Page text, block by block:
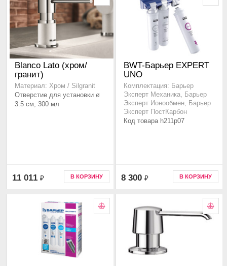
Blanco Lato (хром/
гранит)
Материал: Хром / Silgranit
Отверстие для установки ø
3.5 см, 300 мл
11 011 ₽ В КОРЗИНУ
BWT-Барьер EXPERT
UNO
Комплектация: Барьер
Эксперт Механика, Барьер
Эксперт Ионообмен, Барьер
Эксперт ПостКарбон
Код товара h211p07
8 300 ₽ В КОРЗИНУ